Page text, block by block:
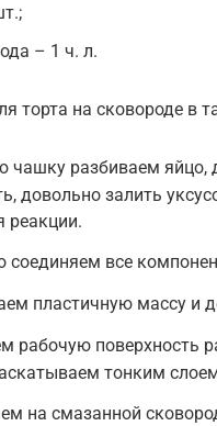
– 1 ч. л.
торта на сковороде в
чашку разбиваем яйцо,
довольно залить
реакции.
соединяем все
пластичную массу и
рабочую поверхность
тонким
на смазанной